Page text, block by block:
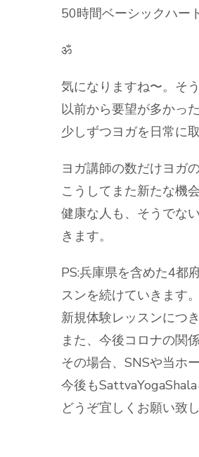
50時間ベーシックハー
ॐ
気になりますね〜。そ
以前から要望が多かっ
少しずつヨガを日常に
ヨガ講師の数だけヨガ
こうしてまた新たな機
健康な人も、そうでな
きます。
PS:兵庫県を含めた4都
スンを続けていきます。
新規体験レッスンにつ
また、今後コロナの関
その場合、SNSや当ホ
今後も
どうぞ宜しくお願い致し